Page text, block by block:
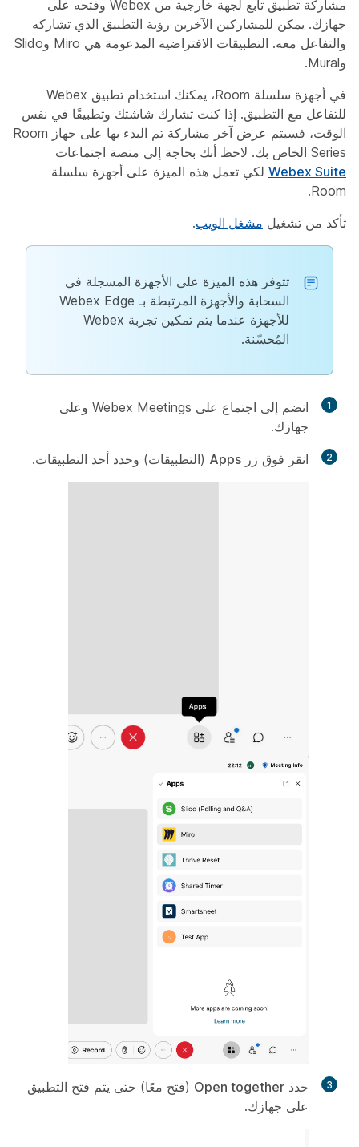
مشاركة تطبيق تابع لجهة خارجية من Webex وفتحه على
جهازك. يمكن للمشاركين الآخرين رؤية التطبيق الذي تشاركه
والتفاعل معه. التطبيقات الافتراضية المدعومة هي Miro وSlido
وMural.
في أجهزة سلسلة Room، يمكنك استخدام تطبيق Webex
للتفاعل مع التطبيق. إذا كنت تشارك شاشتك وتطبيقًا في نفس
الوقت، فسيتم عرض آخر مشاركة تم البدء بها على جهاز Room
Series الخاص بك.
لاحظ أنك بحاجة إلى منصة اجتماعات
Webex Suite لكي تعمل هذه الميزة على أجهزة سلسلة
Room.
تأكد من تشغيل مشغل الويب.
تتوفر هذه الميزة على الأجهزة المسجلة في
السحابة والأجهزة المرتبطة بـ Webex Edge
للأجهزة عندما يتم تمكين تجربة Webex
المُحسّنة.
1 انضم إلى اجتماع على Webex Meetings
وعلى
جهازك.
2 انقر فوق زر Apps (التطبيقات) وحدد أحد التطبيقات.
3 حدد Open together (فتح معًا) حتى يتم فتح التطبيق
على جهازك.